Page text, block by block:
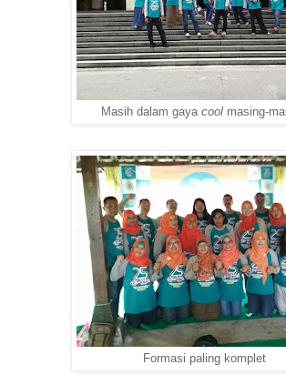
Masih dalam gaya cool masing-
Formasi paling komplet